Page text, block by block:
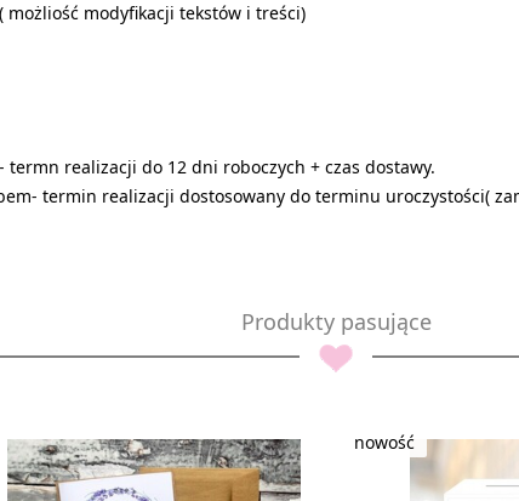
modyfikacji tekstów i treści)
realizacji do 12 dni roboczych + czas dostawy.
termin realizacji dostosowany do terminu uroczystości(
Produkty pasujące